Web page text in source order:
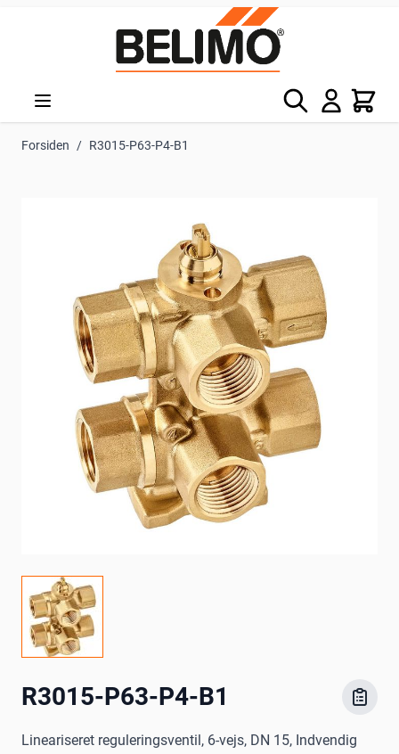
Søg Kurv
Forsiden / R3015-P63-P4-B1
R3015-P63-P4-B1
Lineariseret reguleringsventil, 6-vejs, DN 15, Indvendig